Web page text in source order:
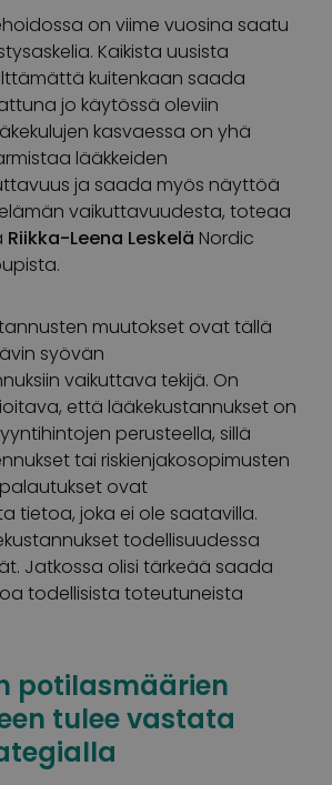
on viime vuosina saatu
Kaikista uusista
kuitenkaan saada
jo käytössä oleviin
kasvaessa on yhä
lääkkeiden
ja saada myös näyttöä
vaikuttavuudesta, toteaa
Riikka-Leena Leskelä Nordic
muutokset ovat tällä
syövän
vaikuttava tekijä. On
että lääkekustannukset on
perusteella, sillä
tai riskienjakosopimusten
ovat
tietoa, joka ei ole saatavilla.
todellisuudessa
Jatkossa olisi tärkeää saada
todellisista toteutuneista
potilasmäärien
tulee vastata